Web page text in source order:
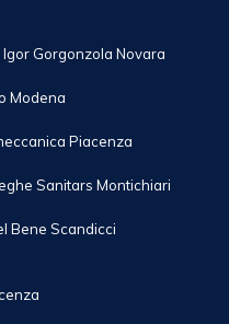
Igor Gorgonzola Novara
Modena
Piacenza
Sanitars Montichiari
Bene Scandicci